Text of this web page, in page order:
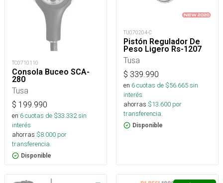
TC0710110
Consola Buceo SCA-
280
Tusa
$ 199.990
en 6cuotas de $33.332sin
interés
ahorras $8.000 por
transferencia.
Disponible
TU070204-C
Pistón Regulador De
Peso Ligero Rs-1207
Tusa
$ 339.990
en 6cuotas de $56.665sin
interés
ahorras $13.600 por
transferencia.
Disponible